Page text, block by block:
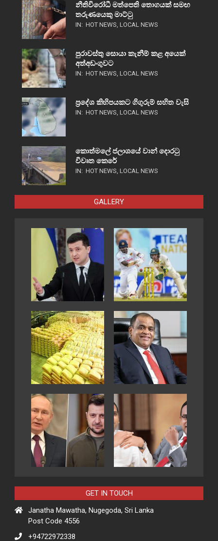
නීතිවිරෝධී මත්පෙති තොගයක් සමඟ
තරුණයෙකු මාට්ටු
IN: HOT NEWS, LOCAL NEWS
පුරාවස්තු සොයා කැනීම් කළ අයෙක්
අත්අඩංගුවට
IN: HOT NEWS, LOCAL NEWS
ප්‍රදේශ කිහිපයකට ගිගුරුම් සහිත වැසි
IN: HOT NEWS, LOCAL NEWS
කොත්මලේ ජලාශයේ වාන් දොරටු
විවෘත කෙරේ
IN: HOT NEWS, LOCAL NEWS
GALLERY
GET IN TOUCH
Janatha Mawatha, Nugegoda, Sri Lanka
Post Code 4556
+94722972338